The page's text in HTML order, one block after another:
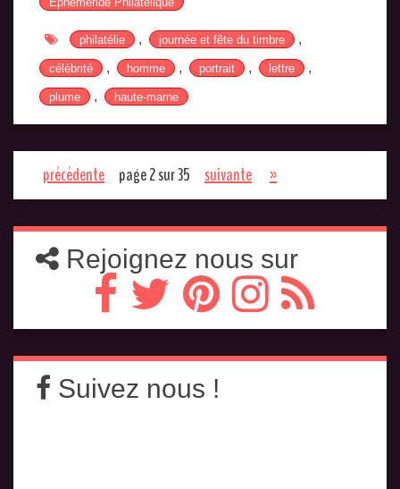
philatélie , journée et fête du timbre ,
célébrité , homme , portrait , lettre ,
plume , haute-marne
précédente page 2 sur 35 suivante »
Rejoignez nous sur
Suivez nous !